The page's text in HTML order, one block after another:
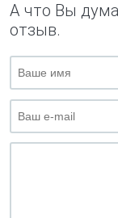
А что Вы
отзыв.